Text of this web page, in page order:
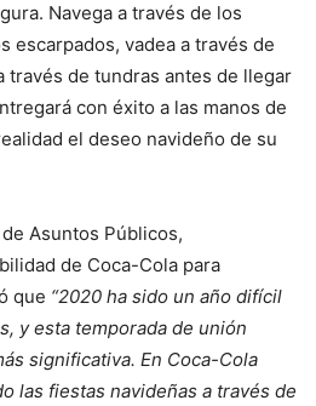
Navega a través de los
escarpados, vadea a través de
través de tundras antes de llegar
con éxito a las manos de
el deseo navideño de su
Asuntos Públicos,
de Coca-Cola para
que “2020 ha sido un año difícil
y esta temporada de unión
significativa. En Coca-Cola
las fiestas navideñas a través de